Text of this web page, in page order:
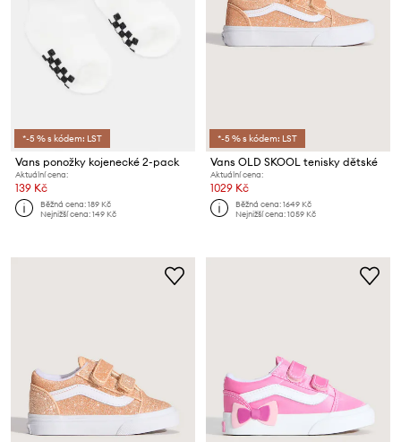
*-5 % s kódem: LST
Vans ponožky kojenecké 2-pack
Aktuální cena:
139 Kč
Běžná cena:189 Kč
Nejnižší cena:149 Kč
*-5 % s kódem: LST
Vans OLD SKOOL tenisky dětské
Aktuální cena:
1029 Kč
Běžná cena:1649 Kč
Nejnižší cena:1059 Kč